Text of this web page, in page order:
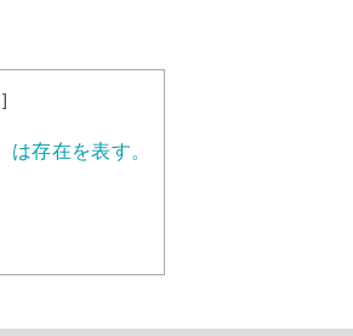
]
存在を表す。